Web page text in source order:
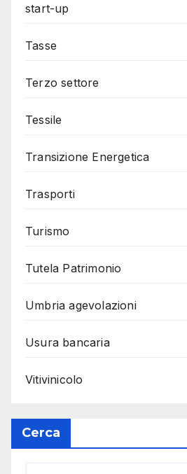
start-up
Tasse
Terzo settore
Tessile
Transizione Energetica
Trasporti
Turismo
Tutela Patrimonio
Umbria agevolazioni
Usura bancaria
Vitivinicolo
Cerca